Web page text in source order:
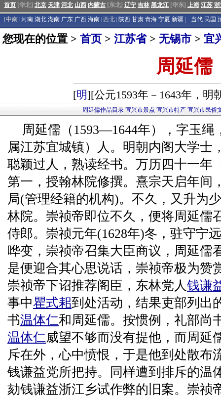
首页 [华北] 北京 天津 河北 山西 内蒙古 [东北] 辽宁 吉林 黑龙江 [华东] 上海 江苏
[中南] 河南 湖北 湖南 广东 广西 海南 [西北] 陕西 甘肃 青海 宁夏 新疆 当代 民国
您现在的位置 > 首页 > 江苏省> 无锡市 > 宜
周延儒
[明][公元1593年－1643年，明
周延儒作品目录 宜兴市景点 宜兴市特产 宜兴市民俗
周延儒（1593—1644年），字玉绳
属江苏宜城镇）人。明朝内阁大学士
聪颖过人，熟读经书。万历四十一年
第一，授翰林院修撰。熹宗天启年间
局(管理经籍的机构)。不久，又升为
林院。崇祯帝即位不久，便将周延儒
侍郎。崇祯元年(1628年)冬，驻守宁
哗变，崇祯帝召集大臣商议，周延儒
是便迎合其心思说话，崇祯帝极为赞
崇祯帝下诏推荐阁臣，东林党人钱谦
事中瞿式耜到处活动，结果吏部列出
书温体仁和周延儒。按惯例，礼部尚
温体仁威望不够而没有提他，而周延
斥在外，心中愤恨，于是他到处散布
钱谦益党所把持。同样遭到排斥的温
劾钱谦益浙江乡试作弊的旧案。崇祯